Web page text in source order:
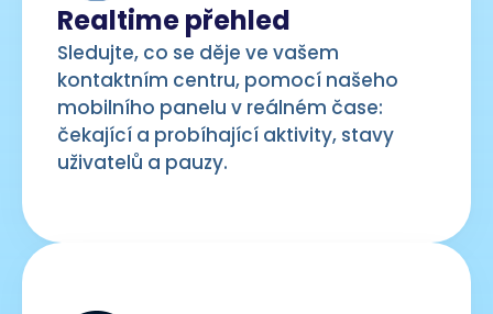
Realtime přehled
Sledujte, co se děje ve vašem
kontaktním centru, pomocí našeho
mobilního panelu v reálném čase:
čekající a probíhající aktivity, stavy
uživatelů a pauzy.